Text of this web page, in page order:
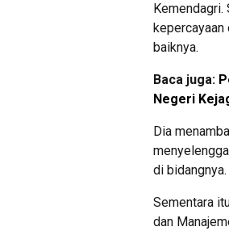
baiknya.
Baca juga:
Negeri
Dia
di bidangnya.
Sementara
dan